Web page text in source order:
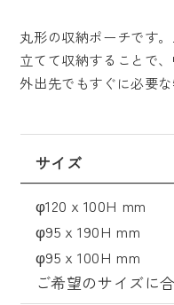
丸形の収納ポーチです
立てて収納することで
外出先でもすぐに必要な
サイズ
φ120ｘ100H mm
φ95ｘ190H mm
φ95ｘ100H mm
ご希望のサイズに